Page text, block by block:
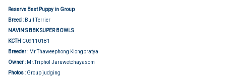
Reserve Best Puppy in Group
Breed : Bull Terrier
NAVIN’S BBK SUPER BOWLS
KCTH C09110181
Breeder: Mr.Thaweephong Klongpratya
Owner: Mr.Triphol Jaruwetchayasom
Photos: Group judging